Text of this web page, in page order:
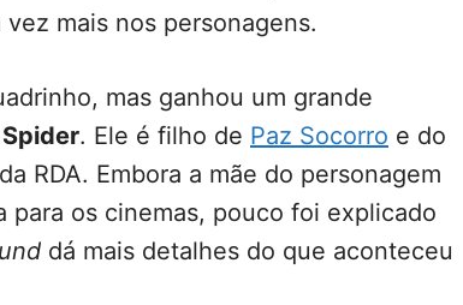
mais nos personagens.
mas ganhou um grande
Spider. Ele é filho de Paz Socorro e do
RDA. Embora a mãe do personagem
os cinemas, pouco foi explicado
dá mais detalhes do que aconteceu